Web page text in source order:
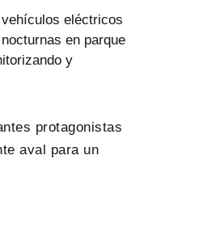
eléctricos
en parque
y
protagonistas
aval para un